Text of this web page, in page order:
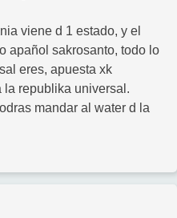
viene d 1 estado, y el
apañol sakrosanto, todo lo
eres, apuesta xk
la republika universal.
mandar al water d la